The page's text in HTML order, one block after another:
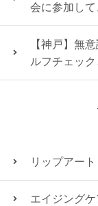
会に参加して
【神戸】無
ルフチェッ
リップアート
エイジングケ